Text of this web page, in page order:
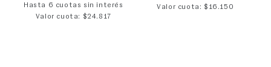
Hasta 6 cuotas sin interés
Valor cuota: $24.817
Valor cuota: $16.150